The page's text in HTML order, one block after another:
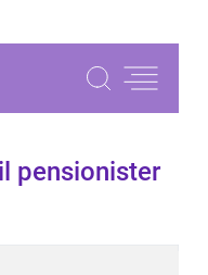
pensionister